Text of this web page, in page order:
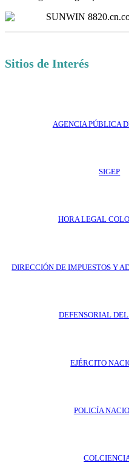
Sitios de Interés
AGENCIA PÚBLICA
SIGEP
HORA LEGAL
DIRECCIÓN DE IMPUESTOS Y
DEFENSORIAL
EJÉRCITO
POLICÍA